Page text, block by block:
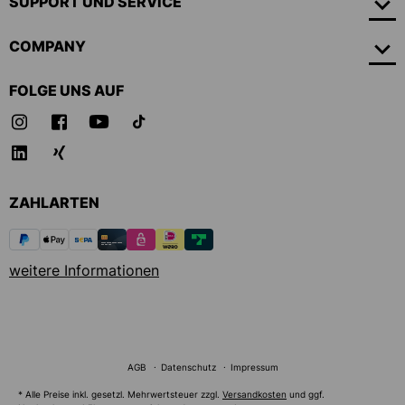
COMPANY
FOLGE UNS AUF
ZAHLARTEN
weitere Informationen
AGB Datenschutz Impressum
* Alle Preise inkl. gesetzl. Mehrwertsteuer zzgl. Versandkosten und ggf.